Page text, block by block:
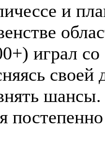
и
играл
шансы.